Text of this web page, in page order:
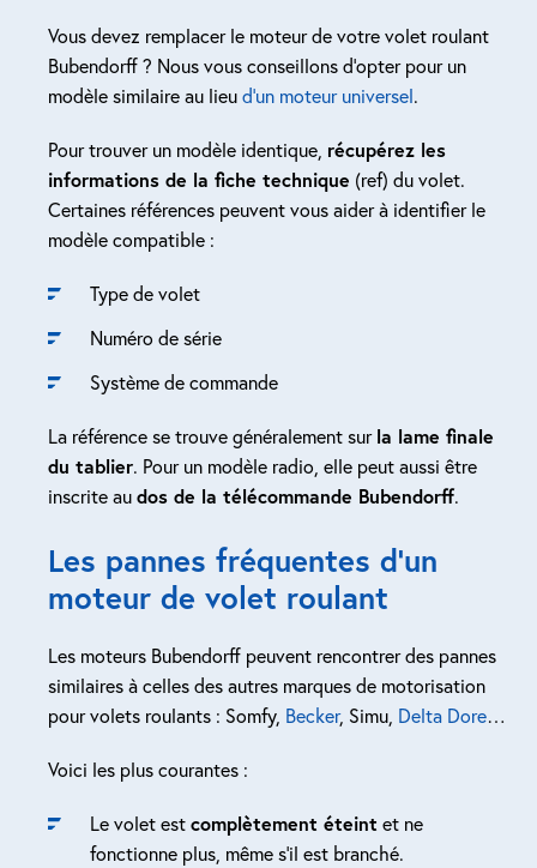
Vous devez remplacer le moteur de votre volet roulant
Bubendorff ? Nous vous conseillons d’opter pour un
modèle similaire au lieud’un moteur universel.
Pour trouver un modèle identique, récupérez les
informations de la fiche technique (ref) du volet.
Certaines références peuvent vous aider à identifier le
modèle compatible :
Type de volet
Numéro de série
Système de commande
La référence se trouve généralement surla lame finale
du tablier. Pour un modèle radio, elle peut aussi être
inscrite audos de la télécommande Bubendorff.
Les pannes fréquentes d’un
moteur de volet roulant
Les moteurs Bubendorff peuvent rencontrer des pannes
similaires à celles des autres marques de motorisation
pour volets roulants : Somfy, Becker, Simu, Delta Dore…
Voici les plus courantes :
Le volet estcomplètement éteint et ne
fonctionne plus, même s’il est branché.